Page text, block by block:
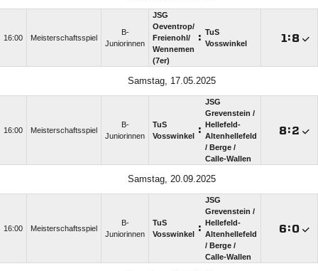
16:00 Meisterschaftsspiel
B-
Juniorinnen
JSG
Oeventrop/​
Freienohl/​
Wennemen
(7er)
: TuS
Vosswinkel
:
Samstag, 17.05.2025
16:00 Meisterschaftsspiel
B-
Juniorinnen
TuS
Vosswinkel
:
JSG
Grevenstein /​
Hellefeld-
Altenhellefeld
/​ Berge /​
Calle-Wallen
:
Samstag, 20.09.2025
16:00 Meisterschaftsspiel
B-
Juniorinnen
TuS
Vosswinkel
:
JSG
Grevenstein /​
Hellefeld-
Altenhellefeld
/​ Berge /​
Calle-Wallen
: